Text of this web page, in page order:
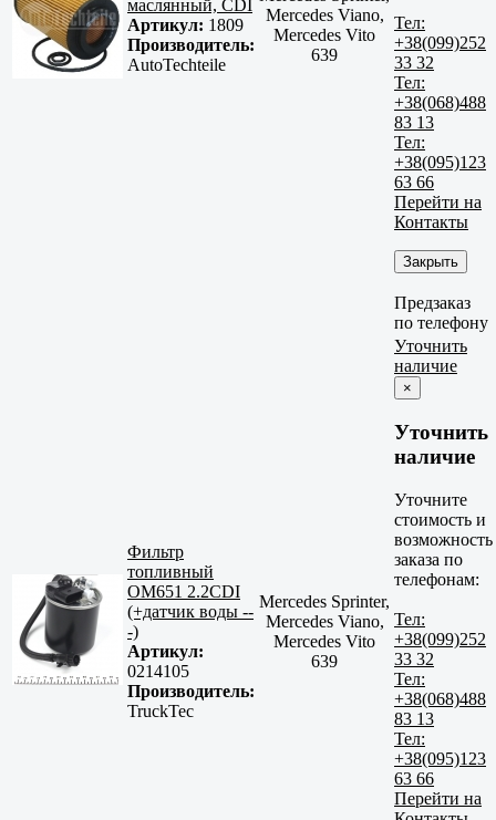
маслянный, CDI
Артикул: 1809
Производитель:
AutoTechteile
Mercedes Viano,
Mercedes Vito
639
Тел:
+38(099)252
33 32
Тел:
+38(068)488
83 13
Тел:
+38(095)123
63 66
Перейти на
Контакты
Закрыть
Предзаказ
по телефону
Фильтр
топливный
OM651 2.2CDI
(+датчик воды --
-)
Артикул:
0214105
Производитель:
TruckTec
Mercedes Sprinter,
Mercedes Viano,
Mercedes Vito
639
Уточнить
наличие
×
Уточнить
наличие
Уточните
стоимость и
возможность
заказа по
телефонам:
Тел:
+38(099)252
33 32
Тел:
+38(068)488
83 13
Тел:
+38(095)123
63 66
Перейти на